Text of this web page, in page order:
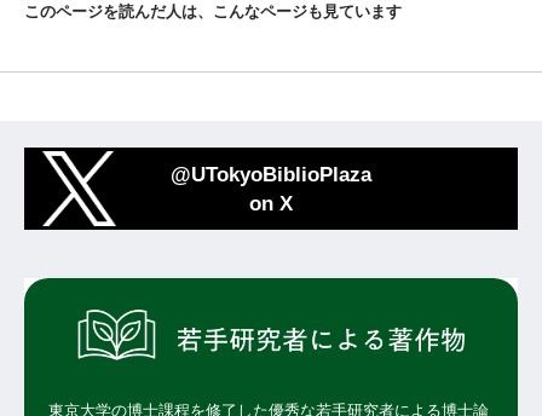
このページを読んだ人は、こんなページも見ています
@UTokyoBiblioPlaza
on X
東京大学の博士課程を修了した優秀な若手研究者による博士論